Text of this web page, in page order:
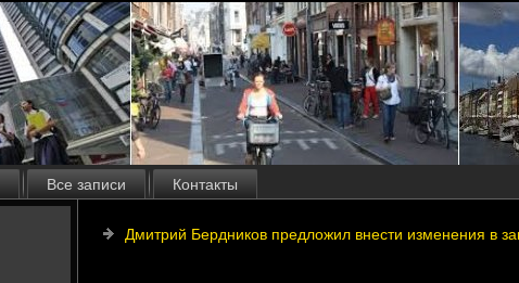
Все записи Контакты
Дмитрий Бердников предложил внести изменения в